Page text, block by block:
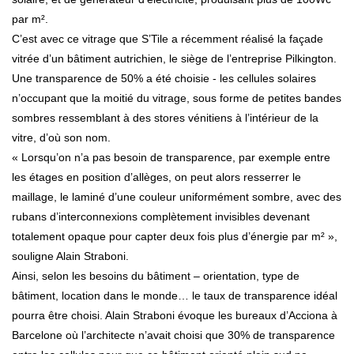
par m².
C’est avec ce vitrage que S’Tile a récemment réalisé la façade
vitrée d’un bâtiment autrichien, le siège de l’entreprise Pilkington.
Une transparence de 50% a été choisie - les cellules solaires
n’occupant que la moitié du vitrage, sous forme de petites bandes
sombres ressemblant à des stores vénitiens à l’intérieur de la
vitre, d’où son nom.
« Lorsqu’on n’a pas besoin de transparence, par exemple entre
les étages en position d’allèges, on peut alors resserrer le
maillage, le laminé d’une couleur uniformément sombre, avec des
rubans d’interconnexions complètement invisibles devenant
totalement opaque pour capter deux fois plus d’énergie par m² »,
souligne Alain Straboni.
Ainsi, selon les besoins du bâtiment – orientation, type de
bâtiment, location dans le monde… le taux de transparence idéal
pourra être choisi. Alain Straboni évoque les bureaux d’Acciona à
Barcelone où l’architecte n’avait choisi que 30% de transparence